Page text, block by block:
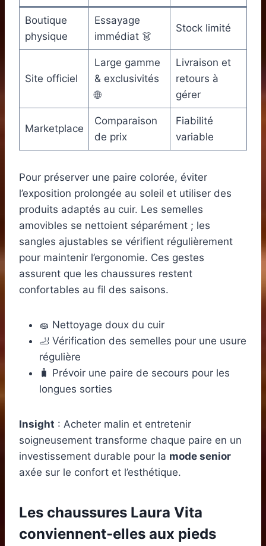
Boutique
physique
Essayage
immédiat 👗
Stock limité
Site officiel
Large gamme
& exclusivités
🌐
Livraison et
retours à
gérer
Marketplace
Comparaison
de prix
Fiabilité
variable
Pour préserver une paire colorée, éviter
l’exposition prolongée au soleil et utiliser des
produits adaptés au cuir. Les semelles
amovibles se nettoient séparément ; les
sangles ajustables se vérifient régulièrement
pour maintenir l’ergonomie. Ces gestes
assurent que les chaussures restent
confortables au fil des saisons.
🧽 Nettoyage doux du cuir
🦶 Vérification des semelles pour une usure
régulière
🧳 Prévoir une paire de secours pour les
longues sorties
Insight : Acheter malin et entretenir
soigneusement transforme chaque paire en un
investissement durable pour la mode senior
axée sur le confort et l’esthétique.
Les chaussures Laura Vita
conviennent-elles aux pieds